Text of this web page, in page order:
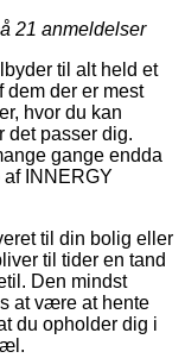
21 anmeldelser
til alt held et
dem der er mest
hvor du kan
det passer dig.
gange endda
INNERGY
til din bolig eller
til tider en tand
Den mindst
at være at hente
du opholder dig i